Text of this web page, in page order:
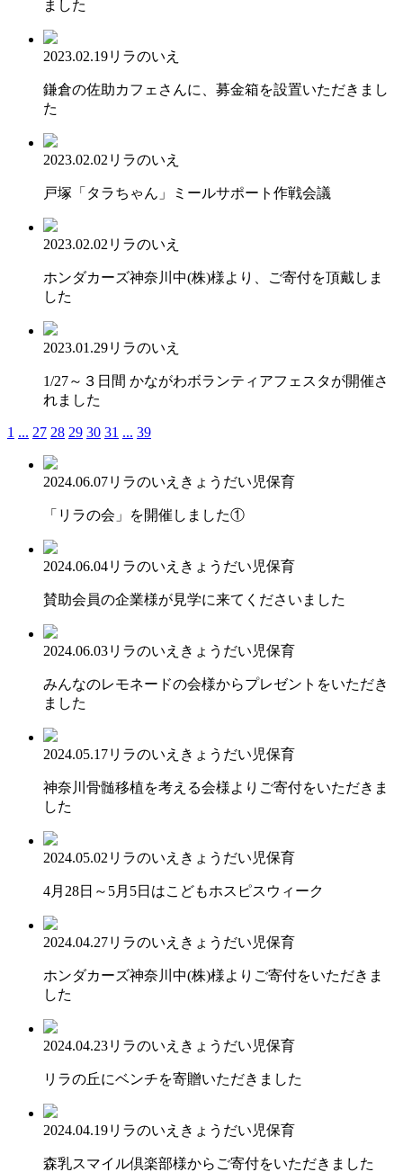
ました
2023.02.19リラのいえ
鎌倉の佐助カフェさんに、募金箱を設置いただきまし
た
2023.02.02 リラのいえ
戸塚「タラちゃん」ミールサポート作戦会議
2023.02.02 リラのいえ
ホンダカーズ神奈川中(株)様より、ご寄付を頂戴しま
した
2023.01.29リラのいえ
1/27～３日間 かながわボランティアフェスタが開催さ
れました
1 ... 27 28 29 30 31 ... 39
2024.06.07リラのいえ きょうだい児保育
「リラの会」を開催しました①
2024.06.04リラのいえ きょうだい児保育
賛助会員の企業様が見学に来てくださいました
2024.06.03リラのいえ きょうだい児保育
みんなのレモネードの会様からプレゼントをいただき
ました
2024.05.17リラのいえ きょうだい児保育
神奈川骨髄移植を考える会様よりご寄付をいただきま
した
2024.05.02 リラのいえ きょうだい児保育
4月28日～5月5日はこどもホスピスウィーク
2024.04.27リラのいえ きょうだい児保育
ホンダカーズ神奈川中(株)様よりご寄付をいただきま
した
2024.04.23リラのいえ きょうだい児保育
リラの丘にベンチを寄贈いただきました
2024.04.19リラのいえ きょうだい児保育
森乳スマイル倶楽部様からご寄付をいただきました